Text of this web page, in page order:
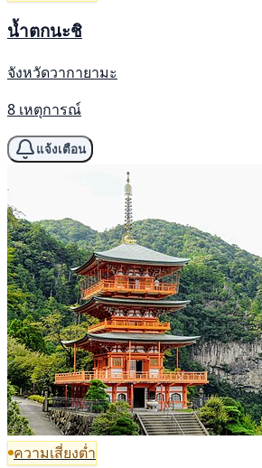
น้ำตกนะชิ
จังหวัดวากายามะ
8 เหตุการณ์
แจ้งเตือน
ความเสี่ยงต่ำ